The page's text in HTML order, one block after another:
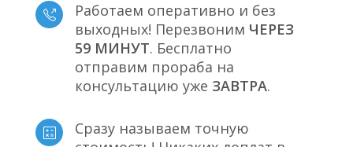
Работаем оперативно и без
выходных! Перезвоним ЧЕРЕЗ
59 МИНУТ. Бесплатно
отправим прораба на
консультацию уже ЗАВТРА.
Сразу называем точную